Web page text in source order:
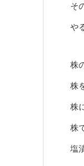
そ
や
株
株
株
株
塩